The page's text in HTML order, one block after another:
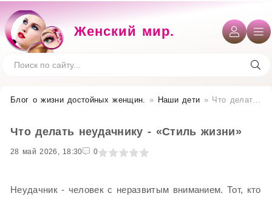
Женский мир.
Блог о жизни достойных женщин​. » Наши дети » Что делать неудачнику - «Стиль жизни»
Что делать неудачнику - «Стиль жизни»
28 май 2026, 18:30 0
1 2 3 4 5
Неудачник - человек с неразвитым вниманием. Тот, кто